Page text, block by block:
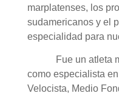
marplatenses, los
sudamericanos y el
especialidad para
Fue un atleta
como especialista
Velocista, Medio